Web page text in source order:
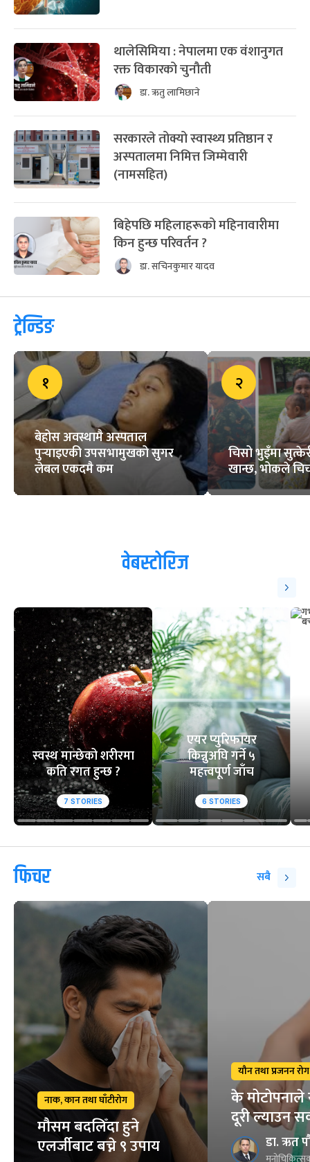
थालेसिमिया : नेपालमा एक वंशानुगत
रक्त विकारको चुनौती
डा. ऋतु लामिछाने
सरकारले तोक्यो स्वास्थ्य प्रतिष्ठान र
अस्पतालमा निमित्त जिम्मेवारी
(नामसहित)
बिहेपछि महिलाहरूको महिनावारीमा
किन हुन्छ परिवर्तन ?
डा. सचिनकुमार यादव
ट्रेन्डिङ
१
बेहोस अवस्थामै अस्पताल
पुर्‍याइएकी उपसभामुखको सुगर
लेबल एकदमै कम
२
चिसो भुइँमा
खान्छ, भोकले
वेबस्टोरिज
स्वस्थ मान्छेको शरीरमा
कति रगत हुन्छ ?
7 STORIES
एयर प्युरिफायर
किन्नुअघि गर्ने ५
महत्त्वपूर्ण जाँच
6 STORIES
फिचर सबै
नाक, कान तथा घाँटीरोग
मौसम बदलिँदा हुने
एलर्जीबाट बच्ने ९ उपाय
यौन तथा प्रजनन रोग
के मोटोपनाले
दूरी ल्याउन
डा. ऋत